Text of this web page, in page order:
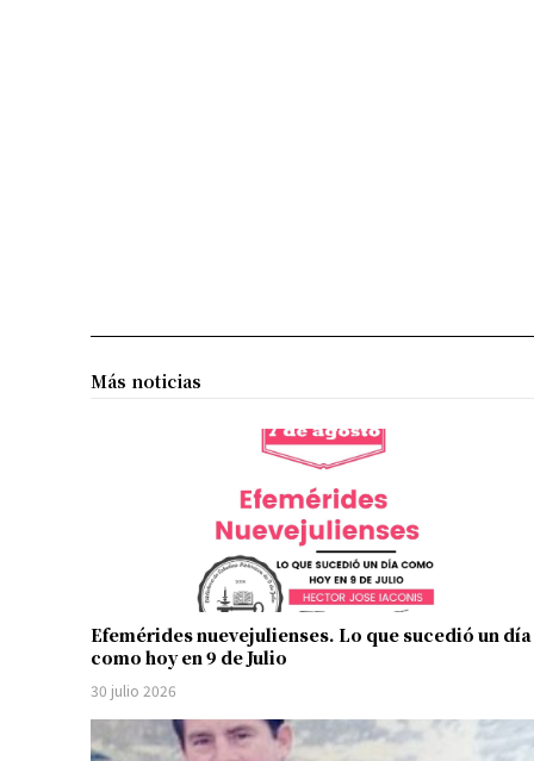
Más noticias
Efemérides nuevejulienses. Lo que sucedió un día
como hoy en 9 de Julio
30 julio 2026